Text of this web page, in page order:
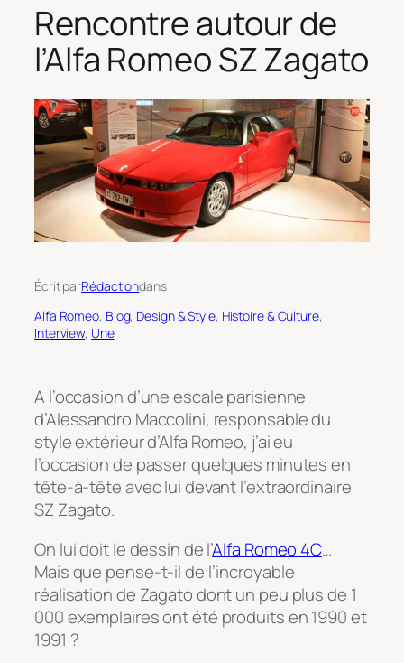
Rencontre autour de
l’Alfa Romeo SZ Zagato
Écrit parRédactiondans
Alfa Romeo, Blog, Design & Style, Histoire & Culture
Interview, Une
A l’occasion d’une escale parisienne
d’Alessandro Maccolini, responsable du
style extérieur d’Alfa Romeo, j’ai eu
l’occasion de passer quelques minutes en
tête-à-tête avec lui devant l’extraordinaire
SZ Zagato.
On lui doit le dessin de l’Alfa Romeo 4C…
Mais que pense-t-il de l’incroyable
réalisation de Zagato dont un peu plus de 1
000 exemplaires ont été produits en 1990 et
1991 ?